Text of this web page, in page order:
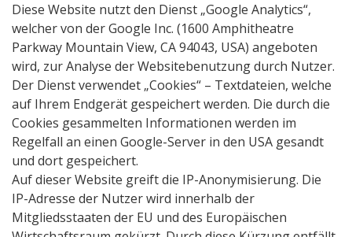
Diese Website nutzt den Dienst „Google Analytics“,
welcher von der Google Inc. (1600 Amphitheatre
Parkway Mountain View, CA 94043, USA) angeboten
wird, zur Analyse der Websitebenutzung durch Nutzer.
Der Dienst verwendet „Cookies“ – Textdateien, welche
auf Ihrem Endgerät gespeichert werden. Die durch die
Cookies gesammelten Informationen werden im
Regelfall an einen Google-Server in den USA gesandt
und dort gespeichert.
Auf dieser Website greift die IP-Anonymisierung. Die
IP-Adresse der Nutzer wird innerhalb der
Mitgliedsstaaten der EU und des Europäischen